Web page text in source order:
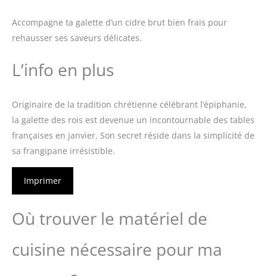
Accompagne ta galette d’un cidre brut bien frais pour
rehausser ses saveurs délicates.
L’info en plus
Originaire de la tradition chrétienne célébrant l’épiphanie,
la galette des rois est devenue un incontournable des tables
françaises en janvier. Son secret réside dans la simplicité de
sa frangipane irrésistible.
Imprimer
Où trouver le matériel de
cuisine nécessaire pour ma